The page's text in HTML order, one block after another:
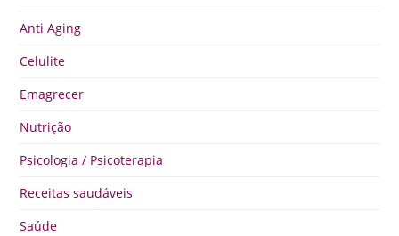
Anti Aging
Celulite
Emagrecer
Nutrição
Psicologia / Psicoterapia
Receitas saudáveis
Saúde